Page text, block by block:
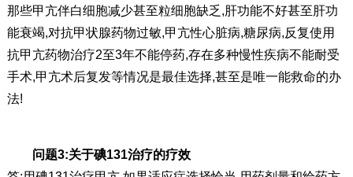
那些甲亢伴白细胞减少甚至粒细胞缺乏,肝功能不好甚至肝功
能衰竭,对抗甲状腺药物过敏,甲亢性心脏病,糖尿病,反复使用
抗甲亢药物治疗2至3年不能停药,存在多种慢性疾病不能耐受
手术,甲亢术后复发等情况是最佳选择,甚至是唯一能救命的办
法!
问题3:关于碘131治疗的疗效